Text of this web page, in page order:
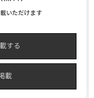
いただけます
する
載